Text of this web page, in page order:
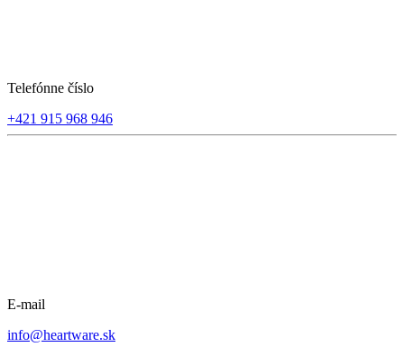
Telefónne číslo
+421 915 968 946
E-mail
info@heartware.sk